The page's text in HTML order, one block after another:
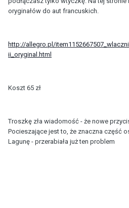
oryginałów do aut francuskich.
http://allegro.pl/
ii_oryginal.html
Koszt 65 zł
Troszkę zła wiadomość - że nowe
Pocieszające jest to, że znaczna część
Lagunę - przerabiała już ten problem